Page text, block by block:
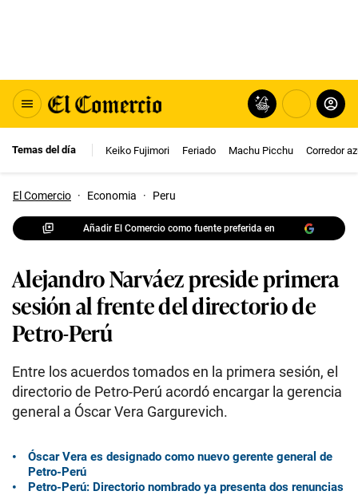
Temas del día Keiko Fujimori Feriado Machu Picchu Corredor
El Comercio · Economia · Peru
Añadir El Comercio como fuente preferida en
Alejandro Narváez preside primera
sesión al frente del directorio de
Petro-Perú
Entre los acuerdos tomados en la primera sesión, el
directorio de Petro-Perú acordó encargar la gerencia
general a Óscar Vera Gargurevich.
Óscar Vera es designado como nuevo gerente general de
Petro-Perú
Petro-Perú: Directorio nombrado ya presenta dos renuncias